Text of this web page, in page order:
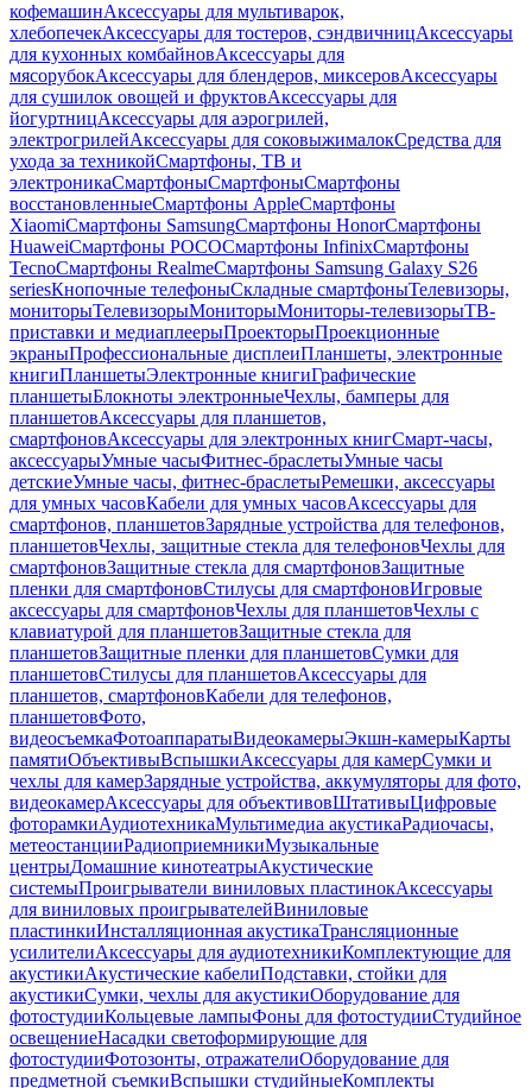
кофемашинАксессуары для мультиварок,
хлебопечекАксессуары для тостеров, сэндвичницАксессуары
для кухонных комбайновАксессуары для
мясорубокАксессуары для блендеров, миксеровАксессуары
для сушилок овощей и фруктовАксессуары для
йогуртницАксессуары для аэрогрилей,
электрогрилейАксессуары для соковыжималокСредства для
ухода за техникойСмартфоны, ТВ и
электроникаСмартфоныСмартфоныСмартфоны
восстановленныеСмартфоны AppleСмартфоны
XiaomiСмартфоны SamsungСмартфоны HonorСмартфоны
HuaweiСмартфоны POCOСмартфоны InfinixСмартфоны
TecnoСмартфоны RealmeСмартфоны Samsung Galaxy S26
seriesКнопочные телефоныСкладные смартфоныТелевизоры,
мониторыТелевизорыМониторыМониторы-телевизорыТВ-
приставки и медиаплеерыПроекторыПроекционные
экраныПрофессиональные дисплеиПланшеты, электронные
книгиПланшетыЭлектронные книгиГрафические
планшетыБлокноты электронныеЧехлы, бамперы для
планшетовАксессуары для планшетов,
смартфоновАксессуары для электронных книгСмарт-часы,
аксессуарыУмные часыФитнес-браслетыУмные часы
детскиеУмные часы, фитнес-браслетыРемешки, аксессуары
для умных часовКабели для умных часовАксессуары для
смартфонов, планшетовЗарядные устройства для телефонов,
планшетовЧехлы, защитные стекла для телефоновЧехлы для
смартфоновЗащитные стекла для смартфоновЗащитные
пленки для смартфоновСтилусы для смартфоновИгровые
аксессуары для смартфоновЧехлы для планшетовЧехлы с
клавиатурой для планшетовЗащитные стекла для
планшетовЗащитные пленки для планшетовСумки для
планшетовСтилусы для планшетовАксессуары для
планшетов, смартфоновКабели для телефонов,
планшетовФото,
видеосъемкаФотоаппаратыВидеокамерыЭкшн-камерыКарты
памятиОбъективыВспышкиАксессуары для камерСумки и
чехлы для камерЗарядные устройства, аккумуляторы для фото,
видеокамерАксессуары для объективовШтативыЦифровые
фоторамкиАудиотехникаМультимедиа акустикаРадиочасы,
метеостанцииРадиоприемникиМузыкальные
центрыДомашние кинотеатрыАкустические
системыПроигрыватели виниловых пластинокАксессуары
для виниловых проигрывателейВиниловые
пластинкиИнсталляционная акустикаТрансляционные
усилителиАксессуары для аудиотехникиКомплектующие для
акустикиАкустические кабелиПодставки, стойки для
акустикиСумки, чехлы для акустикиОборудование для
фотостудииКольцевые лампыФоны для фотостудииСтудийное
освещениеНасадки светоформирующие для
фотостудииФотозонты, отражателиОборудование для
предметной съемкиВспышки студийныеКомплекты